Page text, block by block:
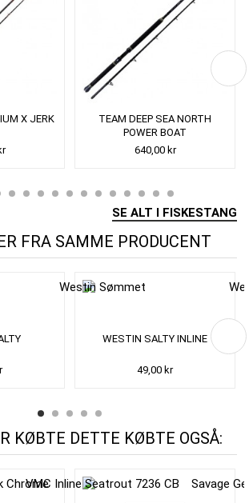
X JERK
TEAM DEEP SEA NORTH
POWER BOAT
640,00 kr
SE ALT I FISKESTANG
FRA SAMME PRODUCENT
WESTIN SALTY INLINE
49,00 kr
KØBTE DETTE KØBTE OGSÅ: